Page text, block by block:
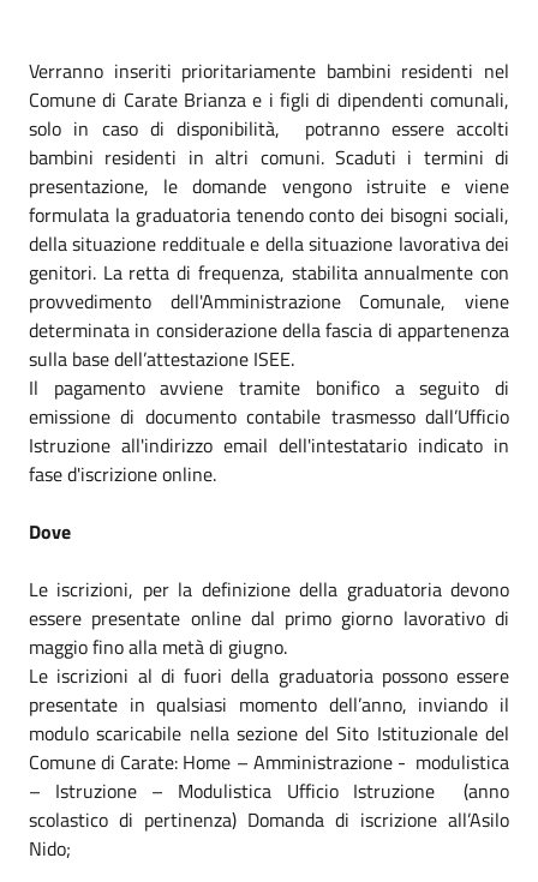
Verranno inseriti prioritariamente bambini residenti nel
Comune di Carate Brianza e i figli di dipendenti comunali,
solo in caso di disponibilità, potranno essere accolti
bambini residenti in altri comuni. Scaduti i termini di
presentazione, le domande vengono istruite e viene
formulata la graduatoria tenendo conto dei bisogni sociali,
della situazione reddituale e della situazione lavorativa dei
genitori. La retta di frequenza, stabilita annualmente con
provvedimento dell'Amministrazione Comunale, viene
determinata in considerazione della fascia di appartenenza
sulla base dell’attestazione ISEE.
Il pagamento avviene tramite bonifico a seguito di
emissione di documento contabile trasmesso dall’Ufficio
Istruzione all'indirizzo email dell'intestatario indicato in
fase d'iscrizione online.
Dove
Le iscrizioni, per la definizione della graduatoria devono
essere presentate online dal primo giorno lavorativodi
maggiofino alla metà di giugno.
Le iscrizioni al di fuori della graduatoria possono essere
presentate in qualsiasi momento dell’anno, inviando il
modulo scaricabile nella sezione del Sito Istituzionale del
Comune di Carate: Home – Amministrazione - modulistica
– Istruzione – Modulistica Ufficio Istruzione (anno
scolastico di pertinenza) Domanda di iscrizione all’Asilo
Nido;